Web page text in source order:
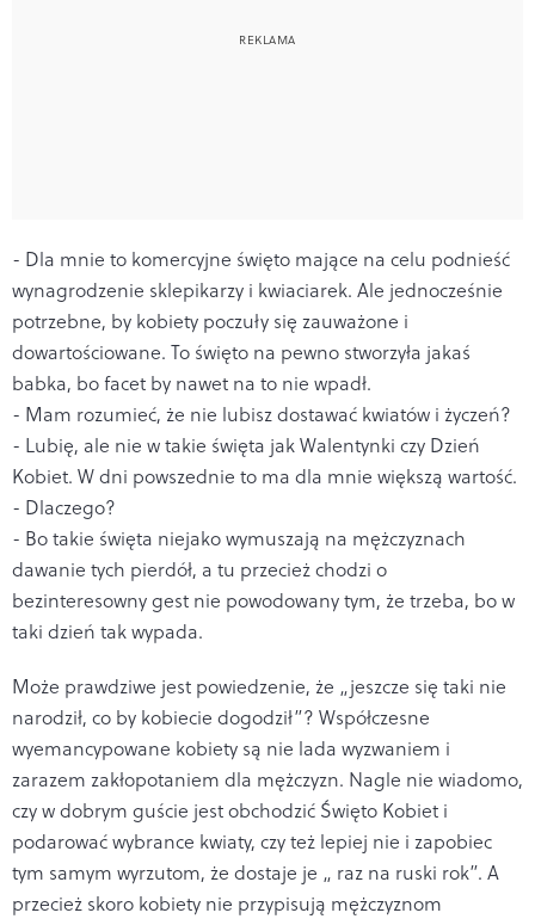
- Dla mnie to komercyjne święto mające na celu podnieść
wynagrodzenie sklepikarzy i kwiaciarek. Ale jednocześnie
potrzebne, by kobiety poczuły się zauważone i
dowartościowane. To święto na pewno stworzyła jakaś
babka, bo facet by nawet na to nie wpadł.
- Mam rozumieć, że nie lubisz dostawać kwiatów i życzeń?
- Lubię, ale nie w takie święta jak Walentynki czy Dzień
Kobiet. W dni powszednie to ma dla mnie większą wartość.
- Dlaczego?
- Bo takie święta niejako wymuszają na mężczyznach
dawanie tych pierdół, a tu przecież chodzi o
bezinteresowny gest nie powodowany tym, że trzeba, bo w
taki dzień tak wypada.
Może prawdziwe jest powiedzenie, że „jeszcze się taki nie
narodził, co by kobiecie dogodził”? Współczesne
wyemancypowane kobiety są nie lada wyzwaniem i
zarazem zakłopotaniem dla mężczyzn. Nagle nie wiadomo,
czy w dobrym guście jest obchodzić Święto Kobiet i
podarować wybrance kwiaty, czy też lepiej nie i zapobiec
tym samym wyrzutom, że dostaje je „ raz na ruski rok”. A
przecież skoro kobiety nie przypisują mężczyznom